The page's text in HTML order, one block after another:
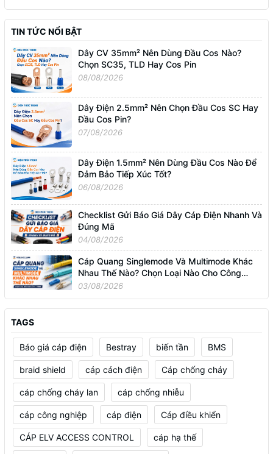
TIN TỨC NỔI BẬT
Dây CV 35mm² Nên Dùng Đầu Cos Nào?
Chọn SC35, TLD Hay Cos Pin
08/08/2026
Dây Điện 2.5mm² Nên Chọn Đầu Cos SC Hay
Đầu Cos Pin?
07/08/2026
Dây Điện 1.5mm² Nên Dùng Đầu Cos Nào Để
Đảm Bảo Tiếp Xúc Tốt?
06/08/2026
Checklist Gửi Báo Giá Dây Cáp Điện Nhanh Và
Đúng Mã
04/08/2026
Cáp Quang Singlemode Và Multimode Khác
Nhau Thế Nào? Chọn Loại Nào Cho Công
Trình?
03/08/2026
TAGS
Báo giá cáp điện Bestray biến tần BMS
braid shield cáp cách điện Cáp chống cháy
cáp chống cháy lan cáp chống nhiễu
cáp công nghiệp cáp điện Cáp điều khiển
CÁP ELV ACCESS CONTROL cáp hạ thế